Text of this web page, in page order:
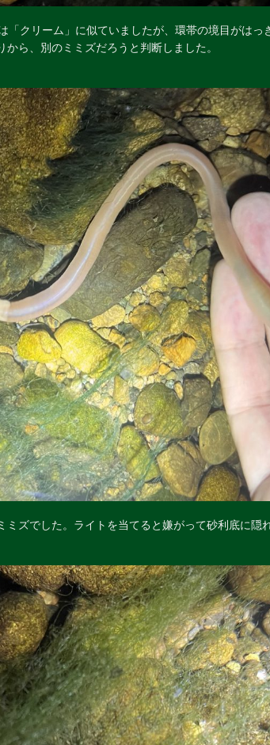
「クリーム」に似ていましたが、環帯の境目がはっ
ら、別のミミズだろうと判断しました。
ズでした。ライトを当てると嫌がって砂利底に隠